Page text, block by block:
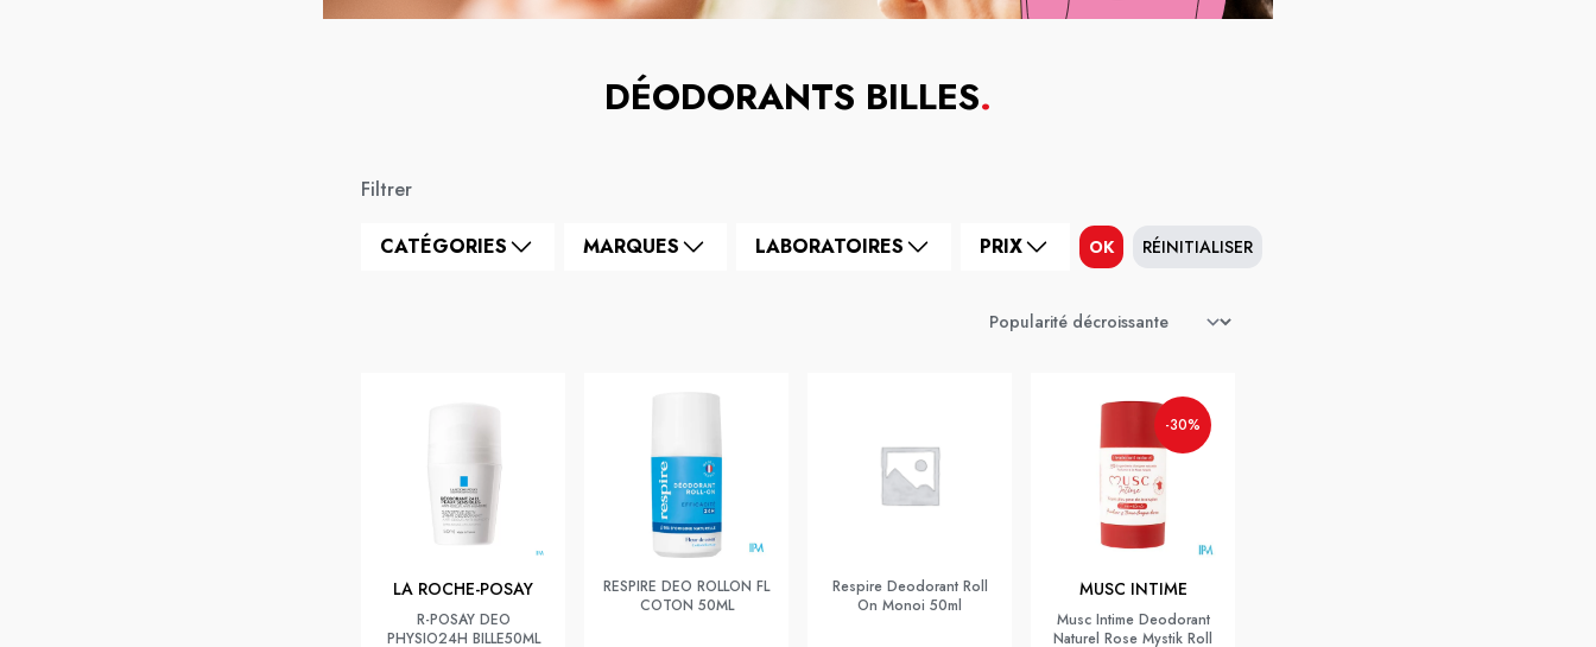
DÉODORANTS BILLES.
Filtrer
CATÉGORIES MARQUES LABORATOIRES PRIX OK RÉINITIALISER
LA ROCHE-POSAY
R-POSAY DEO
PHYSIO24H BILLE50ML
RESPIRE DEO ROLLON FL
COTON 50ML
Respire Deodorant Roll
On Monoi 50ml
-30%
MUSC INTIME
Musc Intime Deodorant
Naturel Rose Mystik Roll